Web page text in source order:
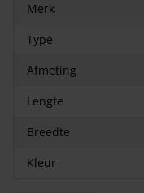
Merk
Type
Afmeting
Lengte
Breedte
Kleur